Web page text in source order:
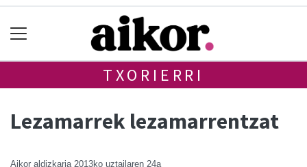
TXORIERRI
Lezamarrek lezamarrentzat
Aikor aldizkaria 2013ko uztailaren 24a